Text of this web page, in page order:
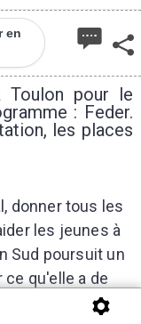
en
Toulon pour le
: Feder.
les places
donner tous les
les jeunes à
Sud poursuit un
qu'elle a de
de la Région